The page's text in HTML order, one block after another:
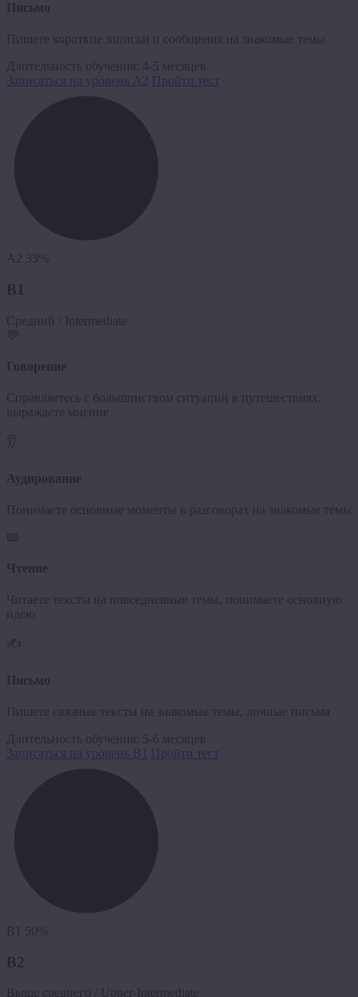
Письмо
Пишете короткие записки и сообщения на знакомые темы
Длительность обучения: 4-5 месяцев
Записаться на уровень A2
Пройти тест
A2 33%
B1
Средний / Intermediate
💬
Говорение
Справляетесь с большинством ситуаций в путешествиях,
выражаете мнение
👂
Аудирование
Понимаете основные моменты в разговорах на знакомые темы
📖
Чтение
Читаете тексты на повседневные темы, понимаете основную
идею
✍️
Письмо
Пишете связные тексты на знакомые темы, личные письма
Длительность обучения:
5-6 месяцев
Записаться на уровень B1
Пройти тест
B1 50%
B2
Выше среднего / Upper-Intermediate